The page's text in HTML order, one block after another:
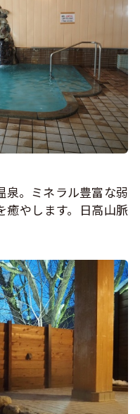
泉。ミネラル豊富な弱
癒やします。日高山脈